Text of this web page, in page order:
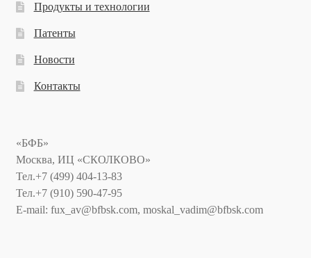
Продукты и технологии
Патенты
Новости
Контакты
«БФБ»
Москва, ИЦ «СКОЛКОВО»
Тел.+7 (499) 404-13-83
Тел.+7 (910) 590-47-95
E-mail: fux_av@bfbsk.com, moskal_vadim@bfbsk.com